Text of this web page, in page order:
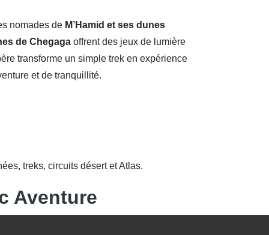
nomades de M’Hamid et ses dunes
de Chegaga offrent des jeux de lumière
transforme un simple trek en expérience
et de tranquillité.
treks, circuits désert et Atlas.
Aventure